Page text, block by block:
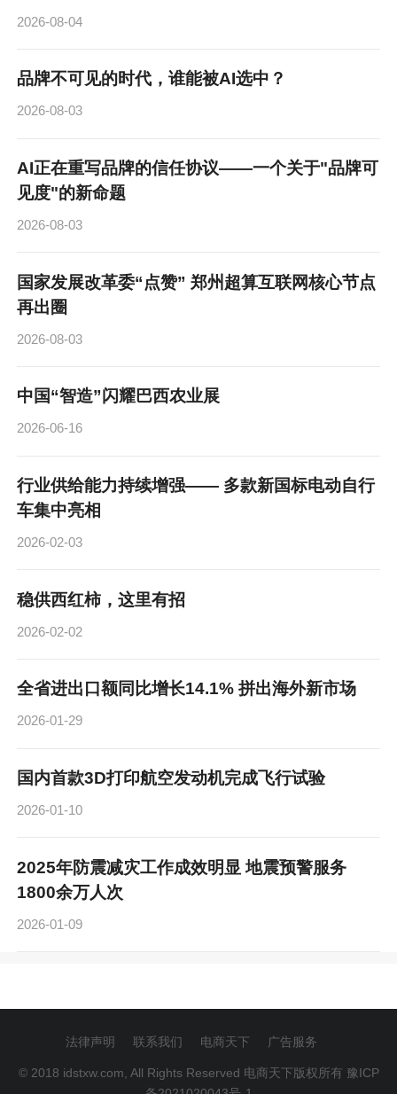
2026-08-04
品牌不可见的时代，谁能被AI选中？
2026-08-03
AI正在重写品牌的信任协议——一个关于"品牌可
见度"的新命题
2026-08-03
国家发展改革委“点赞” 郑州超算互联网核心节点
再出圈
2026-08-03
中国“智造”闪耀巴西农业展
2026-06-16
行业供给能力持续增强—— 多款新国标电动自行
车集中亮相
2026-02-03
稳供西红柿，这里有招
2026-02-02
全省进出口额同比增长14.1% 拼出海外新市场
2026-01-29
国内首款3D打印航空发动机完成飞行试验
2026-01-10
2025年防震减灾工作成效明显 地震预警服务
1800余万人次
2026-01-09
法律声明 联系我们 电商天下 广告服务
© 2018 idstxw.com, All Rights Reserved 电商天下版权所有 豫ICP